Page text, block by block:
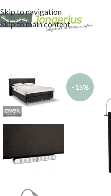
Skip to navigation
Skip to main content
-15%